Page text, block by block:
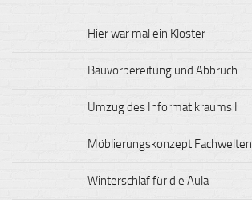
Hier war mal ein Kloster
Bauvorbereitung und Abbruch
Umzug des Informatikraums I
Möblierungskonzept Fachwelten
Winterschlaf für die Aula